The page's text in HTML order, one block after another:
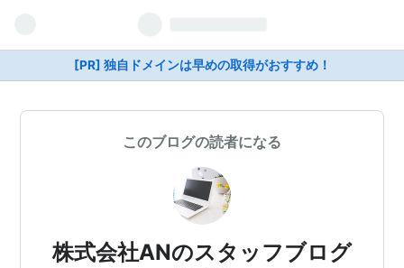
[PR] 独自ドメインは早めの取得がおすすめ！
このブログの読者になる
株式会社ANのスタッフブログ